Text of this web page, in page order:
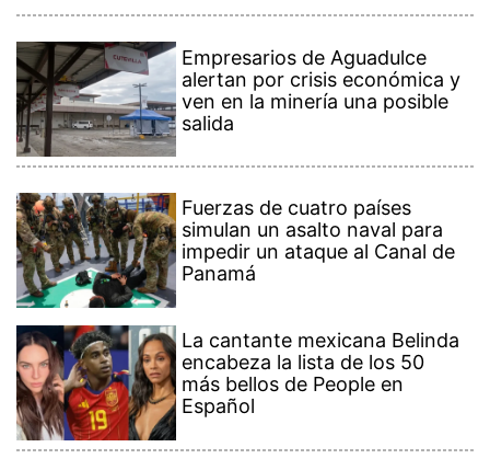
Empresarios de Aguadulce
alertan por crisis económica y
ven en la minería una posible
salida
Fuerzas de cuatro países
simulan un asalto naval para
impedir un ataque al Canal de
Panamá
La cantante mexicana Belinda
encabeza la lista de los 50
más bellos de People en
Español